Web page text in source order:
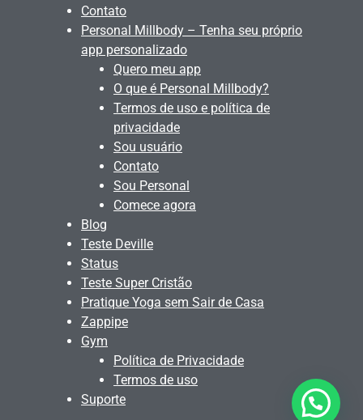
Contato
Personal Millbody – Tenha seu próprio
app personalizado
Quero meu app
O que é Personal Millbody?
Termos de uso e política de
privacidade
Sou usuário
Contato
Sou Personal
Comece agora
Blog
Teste Deville
Status
Teste Super Cristão
Pratique Yoga sem Sair de Casa
Zappipe
Gym
Política de Privacidade
Termos de uso
Suporte